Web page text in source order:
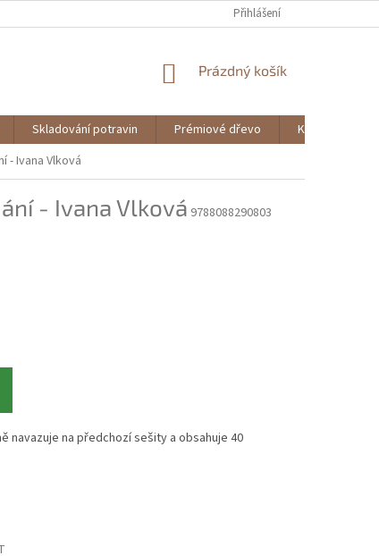
Přihlášení
NÁKUPNÍ
Prázdný košík
Skladování potravin Prémiové dřevo
Knihy
- Ivana Vlková
- Ivana Vlková 9788088290803
navazuje na předchozí sešity a obsahuje 40